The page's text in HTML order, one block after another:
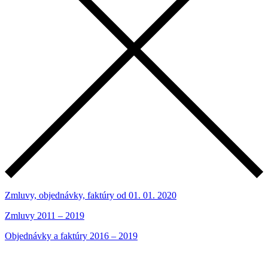
Zmluvy, objednávky, faktúry od 01. 01. 2020
Zmluvy 2011 – 2019
Objednávky a faktúry 2016 – 2019